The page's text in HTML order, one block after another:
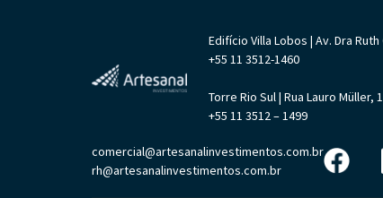
Edifício Villa Lobos | Av. Dra
+55 11 3512-1460
Torre Rio Sul | Rua Lauro Müller,
+55 11 3512 – 1499
comercial@artesanalinvestimentos.com.br
rh@artesanalinvestimentos.com.br